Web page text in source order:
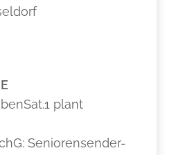
plant
Seniorensender-